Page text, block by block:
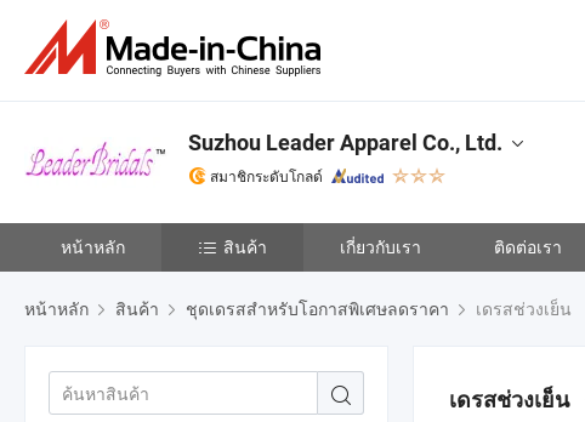
Suzhou Leader Apparel Co., Ltd.
สมาชิกระดับโกลด์
หน้าหลัก สินค้า เกี่ยวกับเรา ติดต่อเรา
หน้าหลัก สินค้า ชุดเดรสสำหรับโอกาสพิเศษลดราคา เดรสช่วงเย็น
เดรสช่วงเย็น